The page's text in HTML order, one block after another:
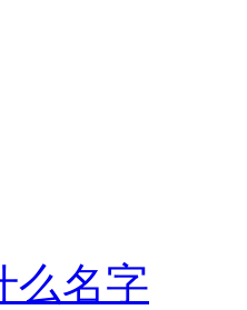
么名字